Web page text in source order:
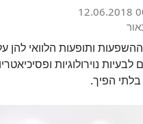
12.06.2018
לבעיות נוירולוגיות
בלתי הפיך.